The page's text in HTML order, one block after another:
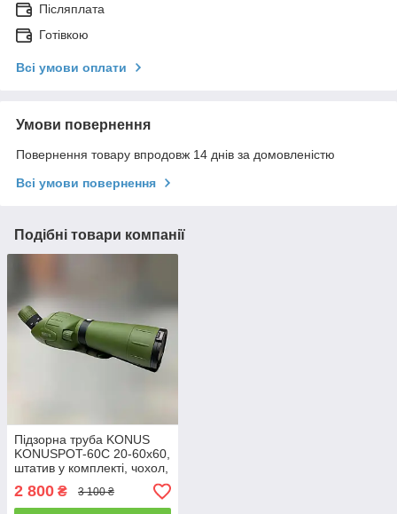
Післяплата
Готівкою
Всі умови оплати
Умови повернення
Повернення товару впродовж 14 днів за домовленістю
Всі умови повернення
Подібні товари компанії
Підзорна труба KONUS
KONUSPOT-60C 20-60x60,
штатив у комплекті, чохол,
ремінь
2 800 ₴ 3 100 ₴